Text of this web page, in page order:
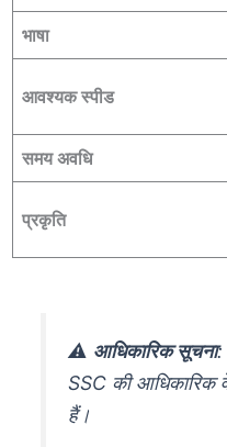
भाषा
आवश्यक स्पीड
समय अवधि
प्रकृति
⚠️ आधिकारिक सूचना:
SSC की आधिकारिक
हैं।